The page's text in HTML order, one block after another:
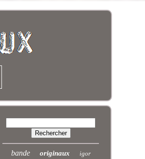
bande originaux igor